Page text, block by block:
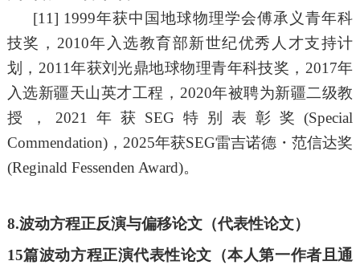
[11] 1999年获中国地球物理学会傅承义青年科
技奖， 2010年入选教育部新世纪优秀人才支持计
划， 2011年获刘光鼎地球物理青年科技奖，2017年
入选新疆天山英才工程，2020年被聘为新疆二级教
授
，2021年获SEG特别表彰奖(Special
Commendation)，2025年获SEG雷吉诺德 ・范信达奖
(Reginald Fessenden Award)。
8.波动方程正反演与偏移论文（代表性论文）
15篇波动方程正演代表性论文（本人第一作者且通